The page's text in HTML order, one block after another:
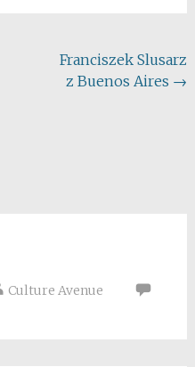
Franciszek Slusarz
z Buenos Aires →
Culture Avenue